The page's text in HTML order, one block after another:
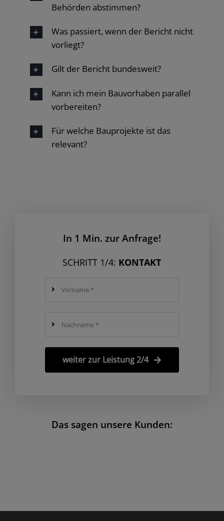
Behörden abstimmen?
Was passiert, wenn der Bericht nicht
vorliegt?
Gilt der Bericht bundesweit?
Kann ich mein Bauvorhaben parallel
vorbereiten?
Für welche Bauprojekte ist das
relevant?
Das sagen unsere Kunden:
In 1 Min. zur Anfrage!
SCHRITT 1/4: KONTAKT
weiter zur Leistung 2/4